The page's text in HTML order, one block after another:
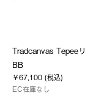
Tradcanvas Tepee
BB
￥67,100 (税込)
EC在庫なし